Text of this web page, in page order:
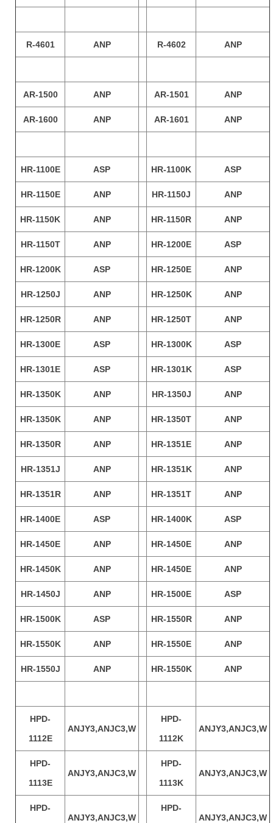
R-4601 ANP R-4602 ANP
AR-1500 ANP AR-1501 ANP
AR-1600 ANP AR-1601 ANP
HR-1100E ASP HR-1100K ASP
HR-1150E ANP HR-1150J ANP
HR-1150K ANP HR-1150R ANP
HR-1150T ANP HR-1200E ASP
HR-1200K ASP HR-1250E ANP
HR-1250J ANP HR-1250K ANP
HR-1250R ANP HR-1250T ANP
HR-1300E ASP HR-1300K ASP
HR-1301E ASP HR-1301K ASP
HR-1350K ANP HR-1350J ANP
HR-1350K ANP HR-1350T ANP
HR-1350R ANP HR-1351E ANP
HR-1351J ANP HR-1351K ANP
HR-1351R ANP HR-1351T ANP
HR-1400E ASP HR-1400K ASP
HR-1450E ANP HR-1450E ANP
HR-1450K ANP HR-1450E ANP
HR-1450J ANP HR-1500E ASP
HR-1500K ASP HR-1550R ANP
HR-1550K ANP HR-1550E ANP
HR-1550J ANP HR-1550K ANP
HPD-
1112E
ANJY3,ANJC3,W
HPD-
1112K
ANJY3,ANJC3,W
HPD-
1113E
ANJY3,ANJC3,W
HPD-
1113K
ANJY3,ANJC3,W
HPD-
ANJY3,ANJC3,W
HPD-
ANJY3,ANJC3,W